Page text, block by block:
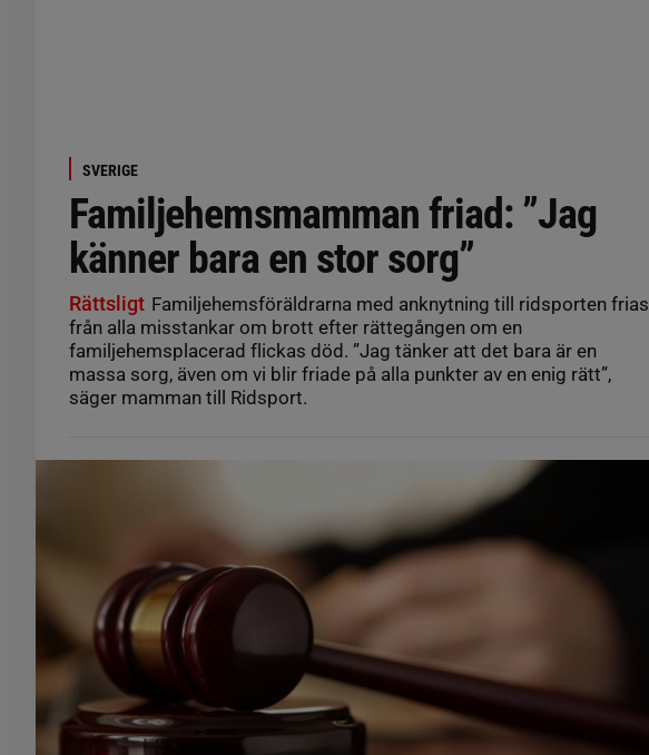
SVERIGE
Familjehemsmamman friad: ”Jag
känner bara en stor sorg”
Rättsligt Familjehemsföräldrarna med anknytning till ridsporten frias
från alla misstankar om brott efter rättegången om en
familjehemsplacerad flickas död. ”Jag tänker att det bara är en
massa sorg, även om vi blir friade på alla punkter av en enig rätt”,
säger mamman till Ridsport.